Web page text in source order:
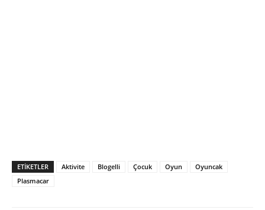
ETIKETLER Aktivite Blogelli Çocuk Oyun
Oyuncak
Plasmacar